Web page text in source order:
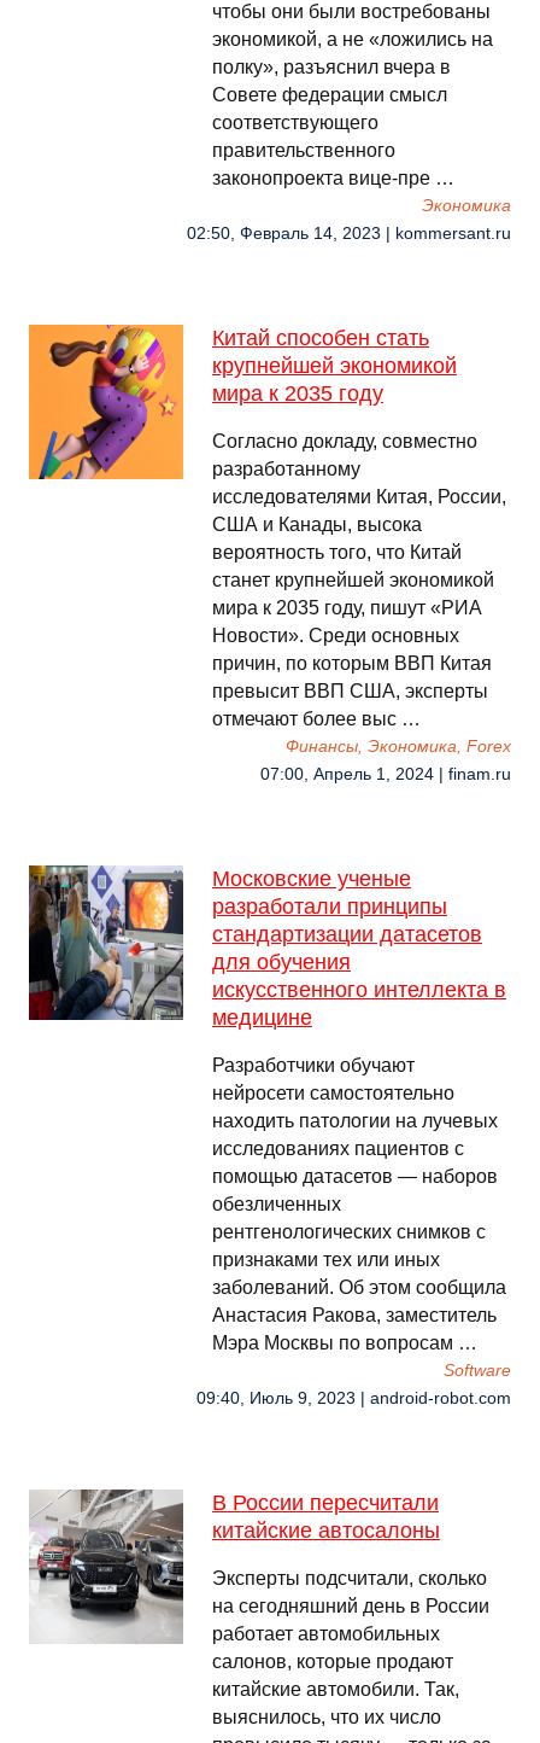
чтобы они были востребованы
экономикой, а не «ложились на
полку», разъяснил вчера в
Совете федерации смысл
соответствующего
правительственного
законопроекта вице-пре …
Экономика
02:50, Февраль 14, 2023 | kommersant.ru
Китай способен стать
крупнейшей экономикой
мира к 2035 году
Согласно докладу, совместно
разработанному
исследователями Китая, России,
США и Канады, высока
вероятность того, что Китай
станет крупнейшей экономикой
мира к 2035 году, пишут «РИА
Новости». Среди основных
причин, по которым ВВП Китая
превысит ВВП США, эксперты
отмечают более выс …
Финансы, Экономика, Forex
07:00, Апрель 1, 2024 | finam.ru
Московские ученые
разработали принципы
стандартизации датасетов
для обучения
искусственного интеллекта в
медицине
Разработчики обучают
нейросети самостоятельно
находить патологии на лучевых
исследованиях пациентов с
помощью датасетов — наборов
обезличенных
рентгенологических снимков с
признаками тех или иных
заболеваний. Об этом сообщила
Анастасия Ракова, заместитель
Мэра Москвы по вопросам …
Software
09:40, Июль 9, 2023 | android-robot.com
В России пересчитали
китайские автосалоны
Эксперты подсчитали, сколько
на сегодняшний день в России
работает автомобильных
салонов, которые продают
китайские автомобили. Так,
выяснилось, что их число